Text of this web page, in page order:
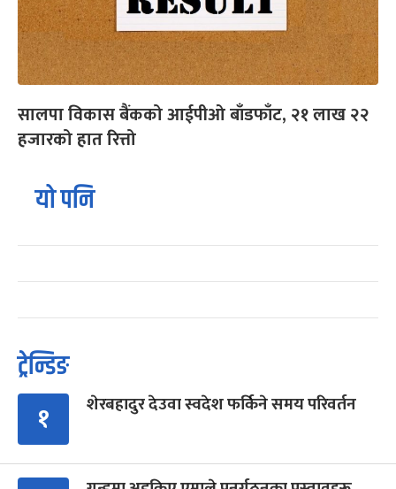
सालपा विकास बैंकको आईपीओ बाँडफाँट, २१ लाख २२
हजारको हात रित्तो
यो पनि
ट्रेन्डिङ
१ शेरबहादुर देउवा स्वदेश फर्किने समय परिवर्तन